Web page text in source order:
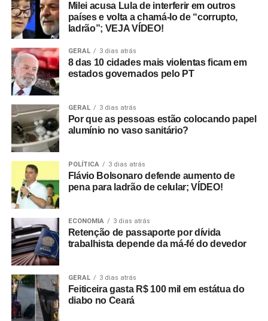
Milei acusa Lula de interferir em outros
países e volta a chamá-lo de “corrupto,
ladrão”; VEJA VÍDEO!
GERAL 3 dias atrás
8 das 10 cidades mais violentas ficam em
estados governados pelo PT
GERAL 3 dias atrás
Por que as pessoas estão colocando papel
alumínio no vaso sanitário?
POLÍTICA 3 dias atrás
Flávio Bolsonaro defende aumento de
pena para ladrão de celular; VÍDEO!
ECONOMIA 3 dias atrás
Retenção de passaporte por dívida
trabalhista depende da má-fé do devedor
GERAL 3 dias atrás
Feiticeira gasta R$ 100 mil em estátua do
diabo no Ceará